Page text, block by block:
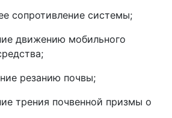
сопротивление системы;
движению мобильного
резанию почвы;
трения почвенной призмы о